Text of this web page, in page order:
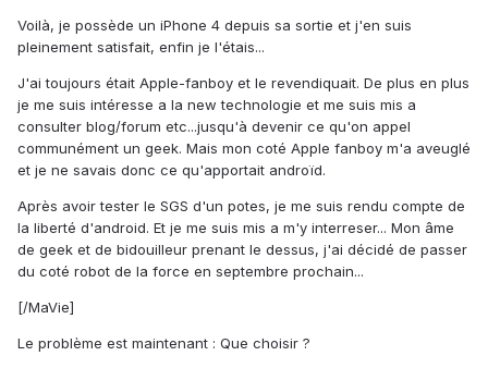
Voilà, je possède un iPhone 4 depuis sa sortie et j'en suis
pleinement satisfait, enfin je l'étais...
J'ai toujours était Apple-fanboy et le revendiquait. De plus en plus
je me suis intéresse a la new technologie et me suis mis a
consulter blog/forum etc...jusqu'à devenir ce qu'on appel
communément un geek. Mais mon coté Apple fanboy m'a aveuglé
et je ne savais donc ce qu'apportait androïd.
Après avoir tester le SGS d'un potes, je me suis rendu compte de
la liberté d'android. Et je me suis mis a m'y interreser... Mon âme
de geek et de bidouilleur prenant le dessus, j'ai décidé de passer
du coté robot de la force en septembre prochain...
[/MaVie]
Le problème est maintenant : Que choisir ?